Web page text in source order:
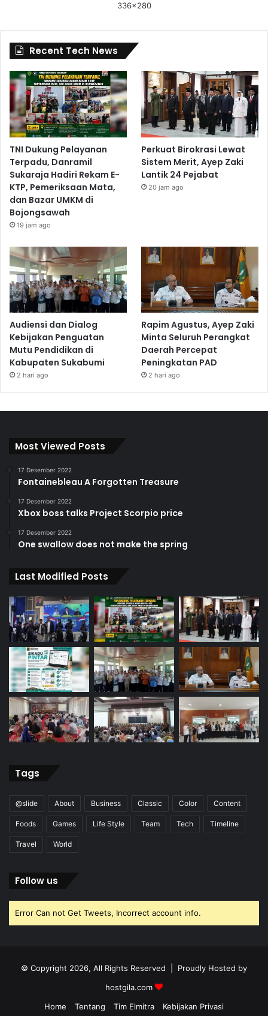
336x280
Recent Tech News
TNI Dukung Pelayanan
Terpadu, Danramil
Sukaraja Hadiri Rekam E-
KTP, Pemeriksaan Mata,
dan Bazar UMKM di
Bojongsawah
19 jam ago
Perkuat Birokrasi Lewat
Sistem Merit, Ayep Zaki
Lantik 24 Pejabat
20 jam ago
Audiensi dan Dialog
Kebijakan Penguatan
Mutu Pendidikan di
Kabupaten Sukabumi
2 hari ago
Rapim Agustus, Ayep Zaki
Minta Seluruh Perangkat
Daerah Percepat
Peningkatan PAD
2 hari ago
Most Viewed Posts
17 Desember 2022
Fontainebleau A Forgotten Treasure
17 Desember 2022
Xbox boss talks Project Scorpio price
17 Desember 2022
One swallow does not make the spring
Last Modified Posts
Tags
@slide About Business Classic Color Content
Foods Games Life Style Team Tech Timeline
Travel World
Follow us
Error Can not Get Tweets, Incorrect account info.
© Copyright 2026, All Rights Reserved | Proudly Hosted by
hostgila.com
Home
Tentang Tim Elmitra Kebijakan Privasi